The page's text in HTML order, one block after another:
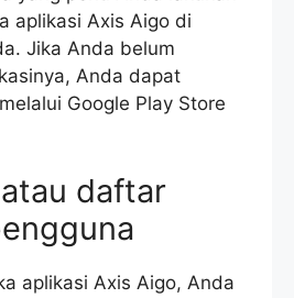
aplikasi Axis Aigo di
Jika Anda belum
Anda dapat
Google Play Store
daftar
aplikasi Axis Aigo, Anda